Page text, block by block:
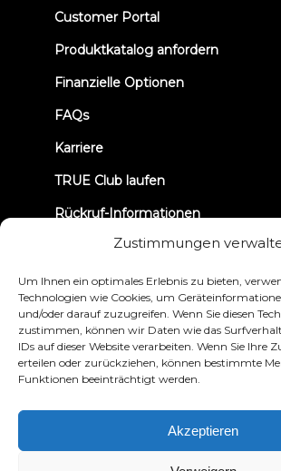
Zustimmungen
Um Ihnen ein optimales Erlebnis zu bieten,
Technologien wie Cookies, um
und/oder darauf zuzugreifen. Wenn Sie diesen
zustimmen, können wir Daten wie das
IDs auf dieser Website verarbeiten. Wenn Sie Ihre
erteilen oder zurückziehen, können bestimmte
Funktionen beeinträchtigt werden.
Akzeptieren
Customer Portal(opens
new
Produktkatalog anfordern
Finanzielle Optionen
FAQs
Karriere
TRUE Club laufen
Rückruf-Informationen
© 2026 True Fitness. All Rights
Datenschutzbestimmungen
Erklärung zur